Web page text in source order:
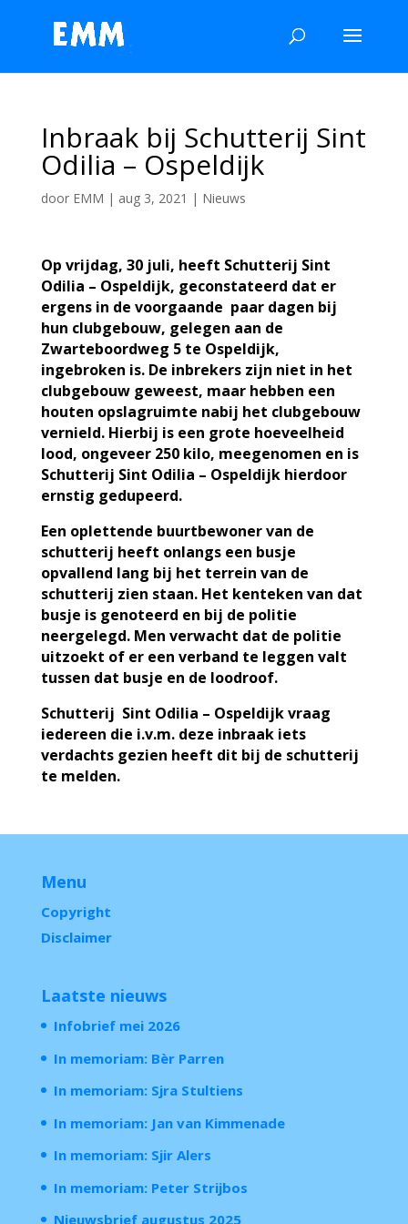
Inbraak bij Schutterij Sint
Odilia – Ospeldijk
door EMM | aug 3, 2021 | Nieuws
Op vrijdag, 30 juli, heeft Schutterij Sint
Odilia – Ospeldijk, geconstateerd dat er
ergens in de voorgaande paar dagen bij
hun clubgebouw, gelegen aan de
Zwarteboordweg 5 te Ospeldijk,
ingebroken is. De inbrekers zijn niet in het
clubgebouw geweest, maar hebben een
houten opslagruimte nabij het clubgebouw
vernield. Hierbij is een grote hoeveelheid
lood, ongeveer 250 kilo, meegenomen en is
Schutterij Sint Odilia – Ospeldijk hierdoor
ernstig gedupeerd.
Een oplettende buurtbewoner van de
schutterij heeft onlangs een busje
opvallend lang bij het terrein van de
schutterij zien staan. Het kenteken van dat
busje is genoteerd en bij de politie
neergelegd. Men verwacht dat de politie
uitzoekt of er een verband te leggen valt
tussen dat busje en de loodroof.
Schutterij Sint Odilia – Ospeldijk vraag
iedereen die i.v.m. deze inbraak iets
verdachts gezien heeft dit bij de schutterij
te melden.
Menu
Copyright
Disclaimer
Laatste nieuws
Infobrief mei 2026
In memoriam: Bèr Parren
In memoriam: Sjra Stultiens
In memoriam: Jan van Kimmenade
In memoriam: Sjir Alers
In memoriam: Peter Strijbos
Nieuwsbrief augustus 2025